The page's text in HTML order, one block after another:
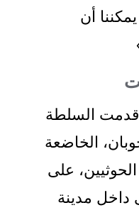
أن
السلطة
الخاضعة
على
داخل مدينة